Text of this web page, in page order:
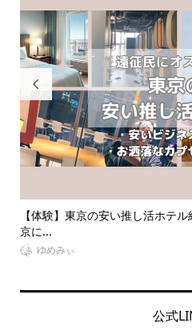

民オタクの上 【大人ジャニオタ必
公式